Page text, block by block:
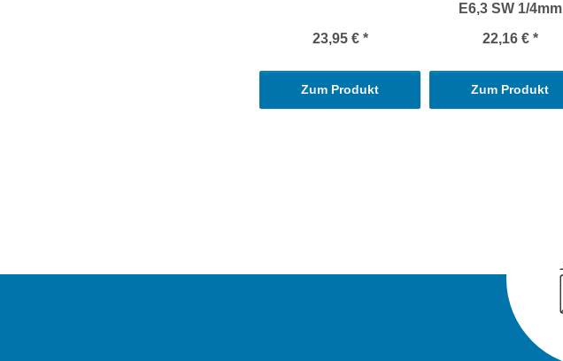
23,95 € *
Zum Produkt
E6,3 SW 1/4mm
22,16 € *
Zum Produkt